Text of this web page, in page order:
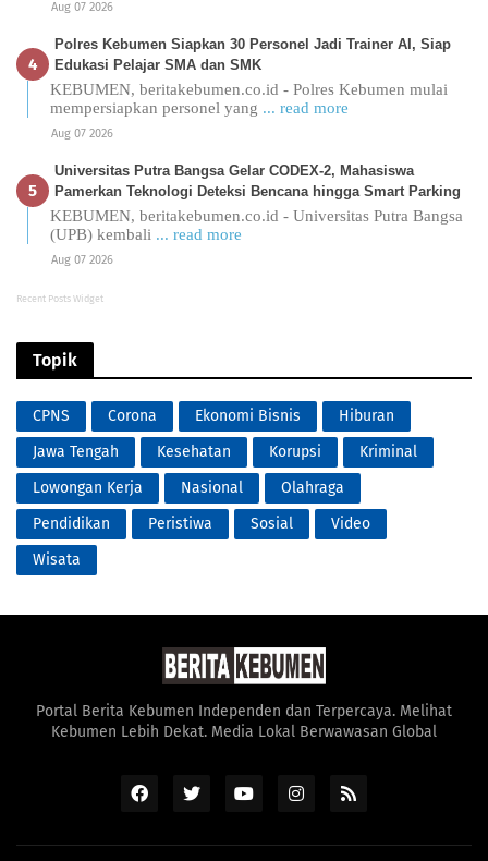
Aug 07 2026
Polres Kebumen Siapkan 30 Personel Jadi Trainer AI, Siap
Edukasi Pelajar SMA dan SMK
KEBUMEN, beritakebumen.co.id - Polres Kebumen mulai
mempersiapkan personel yang ... read more
Aug 07 2026
Universitas Putra Bangsa Gelar CODEX-2, Mahasiswa
Pamerkan Teknologi Deteksi Bencana hingga Smart Parking
KEBUMEN, beritakebumen.co.id - Universitas Putra Bangsa
(UPB) kembali ... read more
Aug 07 2026
Recent Posts Widget
Topik
CPNS Corona Ekonomi Bisnis
Hiburan
Jawa Tengah
Kesehatan Korupsi
Kriminal
Lowongan Kerja
Nasional
Olahraga
Pendidikan
Peristiwa Sosial
Video
Wisata
Portal Berita Kebumen Independen dan Terpercaya. Melihat
Kebumen Lebih Dekat. Media Lokal Berwawasan Global